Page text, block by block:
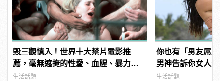
毀三觀慎入！世界十大禁片電影推
薦，毫無遮掩的性愛、血腥、暴力、
噁心到極致！ | manfashion這樣變型
生活話題
你也有「男友屌
男神告訴你女人
Dick」是啥？
生活話題